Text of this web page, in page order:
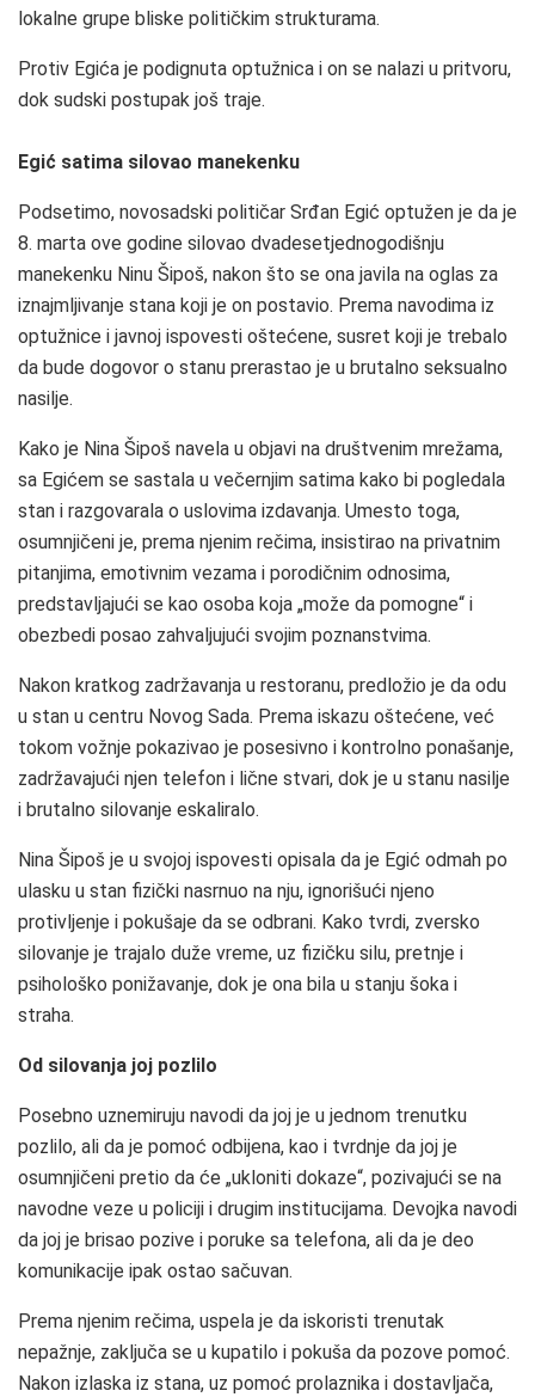
lokalne grupe bliske političkim strukturama.
Protiv Egića je podignuta optužnica i on se nalazi u pritvoru,
dok sudski postupak još traje.
Egić satima silovao manekenku
Podsetimo, novosadski političar Srđan Egić optužen je da je
8. marta ove godine silovao dvadesetjednogodišnju
manekenku Ninu Šipoš, nakon što se ona javila na oglas za
iznajmljivanje stana koji je on postavio. Prema navodima iz
optužnice i javnoj ispovesti oštećene, susret koji je trebalo
da bude dogovor o stanu prerastao je u brutalno seksualno
nasilje.
Kako je Nina Šipoš navela u objavi na društvenim mrežama,
sa Egićem se sastala u večernjim satima kako bi pogledala
stan i razgovarala o uslovima izdavanja. Umesto toga,
osumnjičeni je, prema njenim rečima, insistirao na privatnim
pitanjima, emotivnim vezama i porodičnim odnosima,
predstavljajući se kao osoba koja „može da pomogne“ i
obezbedi posao zahvaljujući svojim poznanstvima.
Nakon kratkog zadržavanja u restoranu, predložio je da odu
u stan u centru Novog Sada. Prema iskazu oštećene, već
tokom vožnje pokazivao je posesivno i kontrolno ponašanje,
zadržavajući njen telefon i lične stvari, dok je u stanu nasilje
i brutalno silovanje eskaliralo.
Nina Šipoš je u svojoj ispovesti opisala da je Egić odmah po
ulasku u stan fizički nasrnuo na nju, ignorišući njeno
protivljenje i pokušaje da se odbrani. Kako tvrdi, zversko
silovanje je trajalo duže vreme, uz fizičku silu, pretnje i
psihološko ponižavanje, dok je ona bila u stanju šoka i
straha.
Od silovanja joj pozlilo
Posebno uznemiruju navodi da joj je u jednom trenutku
pozlilo, ali da je pomoć odbijena, kao i tvrdnje da joj je
osumnjičeni pretio da će „ukloniti dokaze“, pozivajući se na
navodne veze u policiji i drugim institucijama. Devojka navodi
da joj je brisao pozive i poruke sa telefona, ali da je deo
komunikacije ipak ostao sačuvan.
Prema njenim rečima, uspela je da iskoristi trenutak
nepažnje, zaključa se u kupatilo i pokuša da pozove pomoć.
Nakon izlaska iz stana, uz pomoć prolaznika i dostavljača,